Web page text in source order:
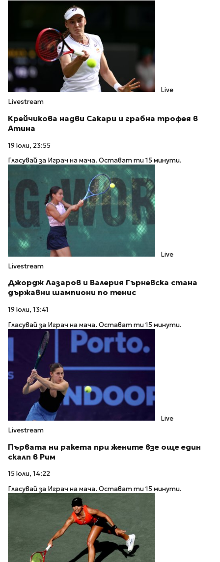
Live
Livestream
Крейчикова надви Сакари и грабна трофея в
Атина
19 юли, 23:55
Гласувай за Играч на мача. Остават ти 15 минути.
Live
Livestream
Джордж Лазаров и Валерия Гърневска стана
държавни шампиони по тенис
19 юли, 13:41
Гласувай за Играч на мача. Остават ти 15 минути.
Live
Livestream
Първата ни ракета при жените взе още един
скалп в Рим
15 юли, 14:22
Гласувай за Играч на мача. Остават ти 15 минути.